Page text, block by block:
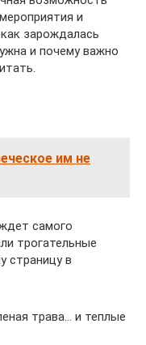
и
зарождалась
и почему важно
им не
самого
трогательные
страницу в
трава… и теплые